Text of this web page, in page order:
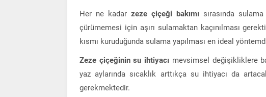
Her ne kadar zeze çiçeği bakımı sırasında
çürümemesi için aşırı sulamaktan kaçınılması
kısmı kuruduğunda sulama yapılması en ideal
Zeze çiçeğinin su ihtiyacı mevsimsel değişikliklere
yaz aylarında sıcaklık arttıkça su ihtiyacı da
gerekmektedir.